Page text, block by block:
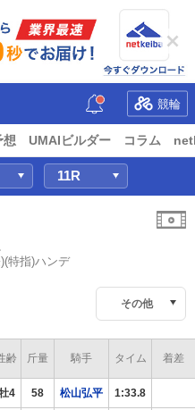
競輪
想 UMAIビルダー コラム
特指)ハンデ
その他
齢 斤量 騎手 タイム 着差
4 58 松山弘平 1:33.8